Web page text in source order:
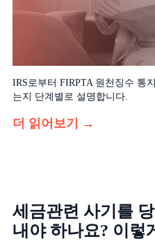
IRS로부터 FIRPTA 원천징수 통
는지 단계별로 설명합니다.
더 읽어보기 →
세금관련 사기를
내야 하나요? 이렇